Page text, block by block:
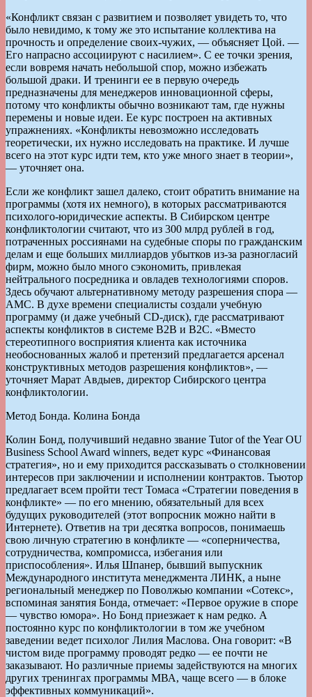
«Конфликт связан с развитием и позволяет увидеть то, что
было невидимо, к тому же это испытание коллектива на
прочность и определение своих-чужих, — объясняет Цой. —
Его напрасно ассоциируют с насилием». С ее точки зрения,
если вовремя начать небольшой спор, можно избежать
большой драки. И тренинги ее в первую очередь
предназначены для менеджеров инновационной сферы,
потому что конфликты обычно возникают там, где нужны
перемены и новые идеи. Ее курс построен на активных
упражнениях. «Конфликты невозможно исследовать
теоретически, их нужно исследовать на практике. И лучше
всего на этот курс идти тем, кто уже много знает в теории»,
— уточняет она.
Если же конфликт зашел далеко, стоит обратить внимание на
программы (хотя их немного), в которых рассматриваются
психолого-юридические аспекты. В Сибирском центре
конфликтологии считают, что из 300 млрд рублей в год,
потраченных россиянами на судебные споры по гражданским
делам и еще больших миллиардов убытков из-за разногласий
фирм, можно было много сэкономить, привлекая
нейтрального посредника и овладев технологиями споров.
Здесь обучают альтернативному методу разрешения спора —
АМС. В духе времени специалисты создали учебную
программу (и даже учебный CD-диск), где рассматривают
аспекты конфликтов в системе В2В и В2С. «Вместо
стереотипного восприятия клиента как источника
необоснованных жалоб и претензий предлагается арсенал
конструктивных методов разрешения конфликтов», —
уточняет Марат Авдыев, директор Сибирского центра
конфликтологии.
Метод Бонда. Колина Бонда
Колин Бонд, получивший недавно звание Tutor of the Year OU
Business School Award winners, ведет курс «Финансовая
стратегия», но и ему приходится рассказывать о столкновении
интересов при заключении и исполнении контрактов. Тьютор
предлагает всем пройти тест Томаса «Стратегии поведения в
конфликте» — по его мнению, обязательный для всех
будущих руководителей (этот вопросник можно найти в
Интернете). Ответив на три десятка вопросов, понимаешь
свою личную стратегию в конфликте — «соперничества,
сотрудничества, компромисса, избегания или
приспособления». Илья Шпанер, бывший выпускник
Международного института менеджмента ЛИНК, а ныне
региональный менеджер по Поволжью компании «Сотекс»,
вспоминая занятия Бонда, отмечает: «Первое оружие в споре
— чувство юмора». Но Бонд приезжает к нам редко. А
постоянно курс по конфликтологии в том же учебном
заведении ведет психолог Лилия Маслова. Она говорит: «В
чистом виде программу проводят редко — ее почти не
заказывают. Но различные приемы задействуются на многих
других тренингах программы МВА, чаще всего — в блоке
эффективных коммуникаций».